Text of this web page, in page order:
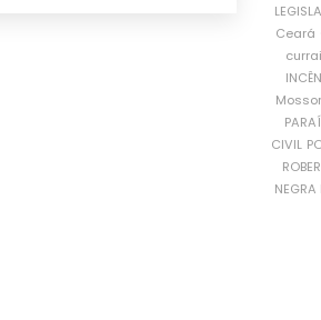
Ceará
CIVIL
NEGRA